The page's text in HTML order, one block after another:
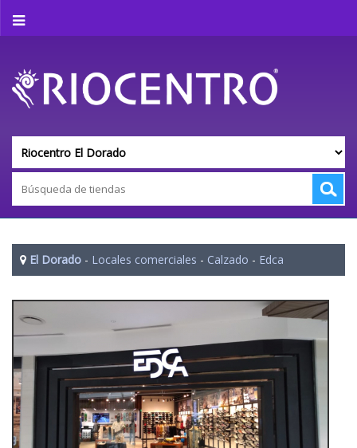
El Dorado - Locales comerciales - Calzado - Edca